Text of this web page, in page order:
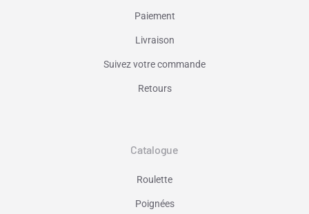
Paiement
Livraison
Suivez votre commande
Retours
Catalogue
Roulette
Poignées